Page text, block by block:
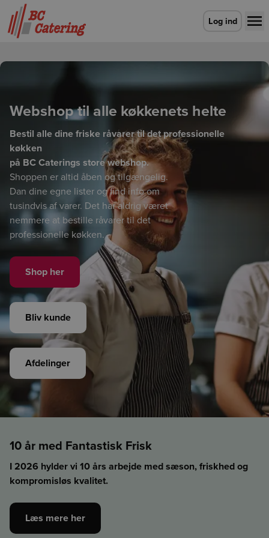
Gå til forsiden
Log ind
Webshop til alle køkkenets helte
Bestil alle dine friske råvarer til det professionelle
køkken
på BC Caterings store webshop.
Shoppen er altid åben og tilgængelig.
Dan dine egne lister og find info om
tusindvis af varer. Det har aldrig været
nemmere at bestille råvarer til det
professionelle køkken.
Shop her
Bliv kunde
Afdelinger
10 år med Fantastisk Frisk
I 2026 hylder vi 10 års arbejde med sæson, friskhed og
kompromisløs kvalitet.
Læs mere her